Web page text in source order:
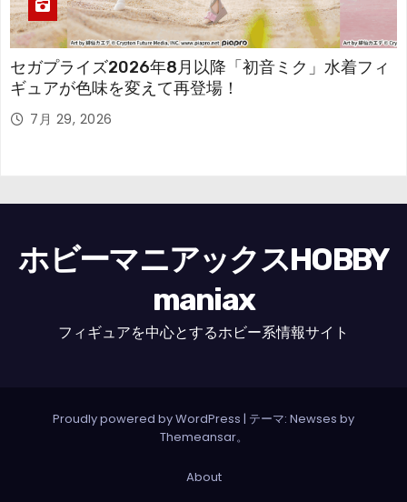
セガプライズ2026年8月以降「初音ミク」水着フィ
ギュアが色味を変えて再登場！
7月 29, 2026
ホビーマニアックスHOBBY
maniax
フィギュアを中心とするホビー系情報サイト
Proudly powered by WordPress | テーマ: Newses by
Themeansar。
About